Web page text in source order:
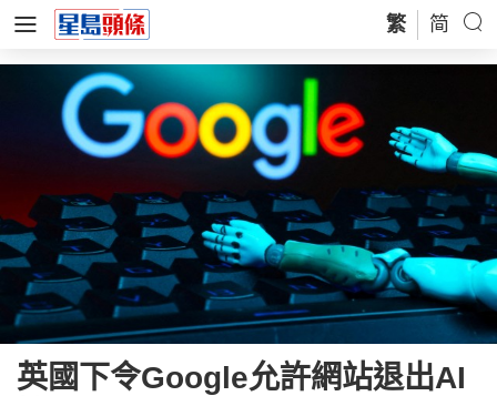
繁 简
英國下令Google允許網站退出AI